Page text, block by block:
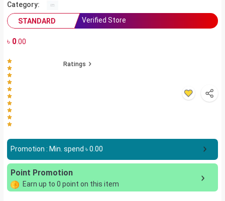
Category:
STANDARD
Verified Store
৳ 0.00
Ratings
Promotion : Min. spend ৳0.00
Point Promotion
Earn up to 0 point on this item